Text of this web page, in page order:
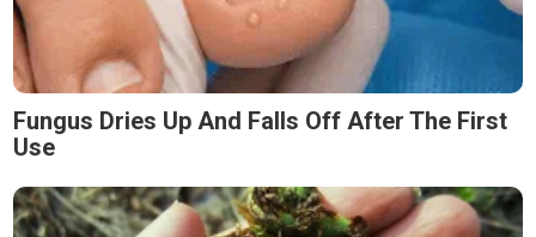
Fungus Dries Up And Falls Off After The First
Use